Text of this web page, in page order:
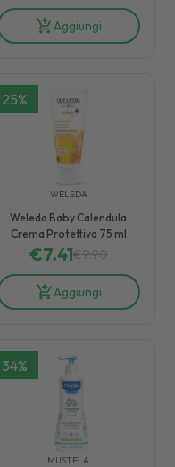
Aggiungi
25%
WELEDA
Weleda Baby Calendula
Crema Protettiva 75 ml
€7.41€9.90
Aggiungi
34%
MUSTELA